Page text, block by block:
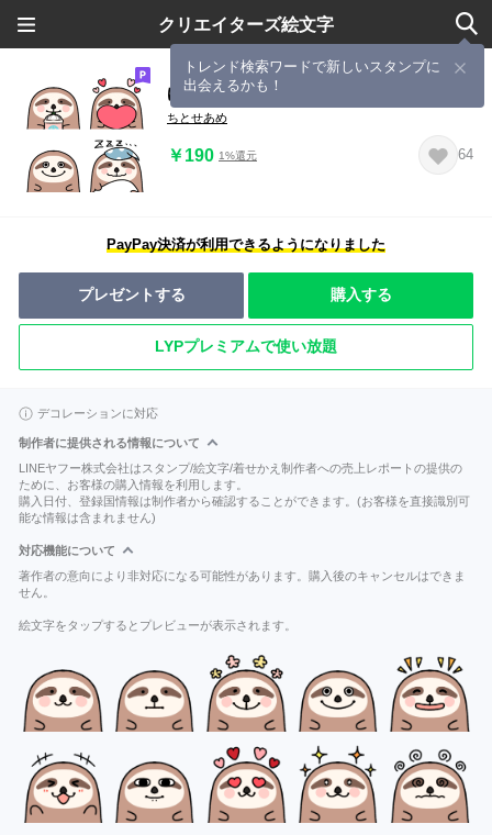
クリエイターズ絵文字
トレンド検索ワードで新しいスタンプに
出会えるかも！
ゆるかわいいナマケモノさん絵文字
ちとせあめ
￥190 1%還元 64
PayPay決済が利用できるようになりました
プレゼントする 購入する
LYPプレミアムで使い放題
デコレーションに対応
制作者に提供される情報について
LINEヤフー株式会社はスタンプ/絵文字/着せかえ制作者への売上レポートの提供の
ために、お客様の購入情報を利用します。
購入日付、登録国情報は制作者から確認することができます。(お客様を直接識別可
能な情報は含まれません)
対応機能について
著作者の意向により非対応になる可能性があります。購入後のキャンセルはできま
せん。
絵文字をタップするとプレビューが表示されます。